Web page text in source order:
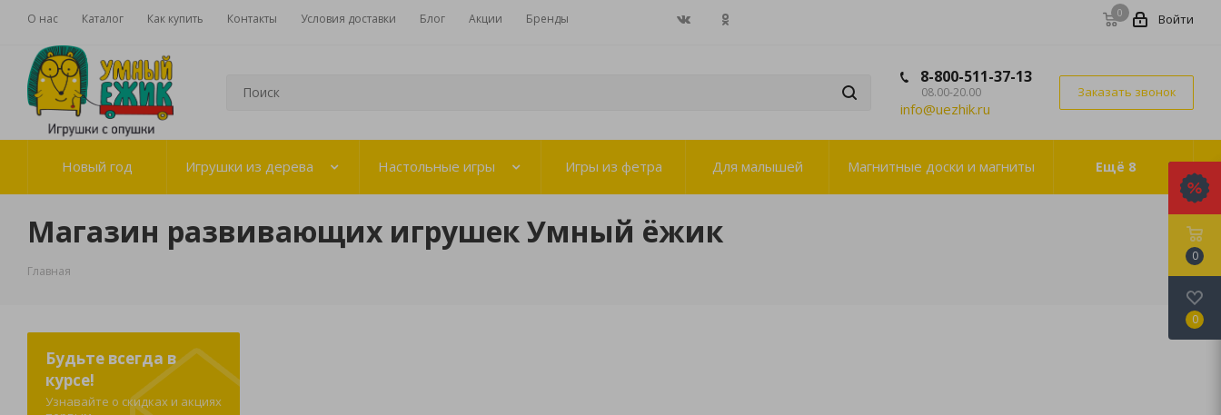
О нас Каталог Как купить Контакты Условия доставки Блог Акции Бренды 0 Войти
8-800-511-37-13
08.00-20.00
info@uezhik.ru
Заказать звонок
Новый год Игрушки из дерева Настольные игры Игры из фетра Для малышей Магнитные доски и магниты Ещё 8
Магазин развивающих игрушек Умный ёжик
Главная
Будьте всегда в
курсе!
Узнавайте о скидках и акциях
0
0